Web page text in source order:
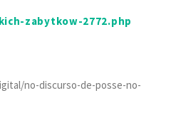
zabytkow-2772.php
no-discurso-de-posse-no-